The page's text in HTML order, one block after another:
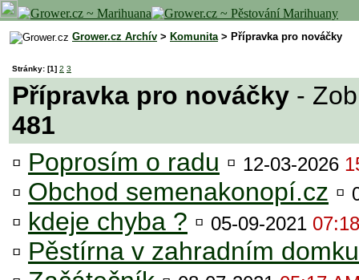
Grower.cz Archív > Komunita> Přípravka pro nováčky
Stránky: [1] 2 3
Přípravka pro nováčky -
481
▫ Poprosím o radu ▫ 12-03-2026
▫ Obchod semenakonopí.cz ▫
▫ kdeje chyba ? ▫ 05-09-2021
▫ Pěstírna v zahradním domku